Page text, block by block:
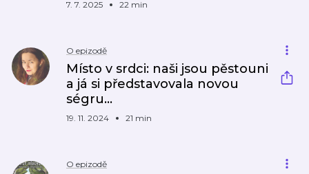
7. 7. 2025 22 min
O epizodě
Místo v srdci: naši jsou pěstouni
a já si představovala novou
ségru…
19. 11. 2024 21 min
O epizodě